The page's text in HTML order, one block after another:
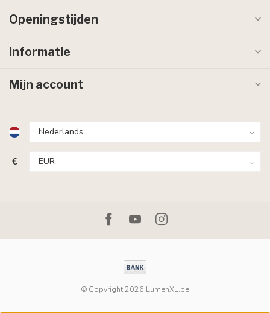
Openingstijden
Informatie
Mijn account
€
© Copyright 2026 LumenXL.be